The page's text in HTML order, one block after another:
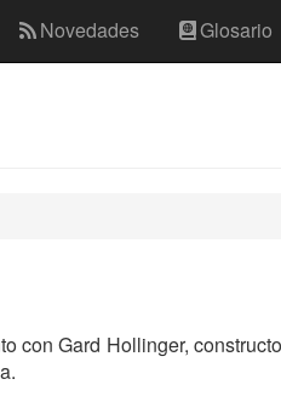
Novedades Glosario
con Gard Hollinger,